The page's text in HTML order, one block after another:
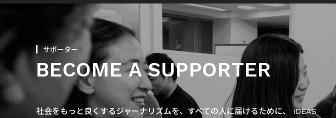
サポーター
BECOME A SUPPORTER
社会をもっと良くするジャーナリズムを、すべての人に届けるために、 IDEAS